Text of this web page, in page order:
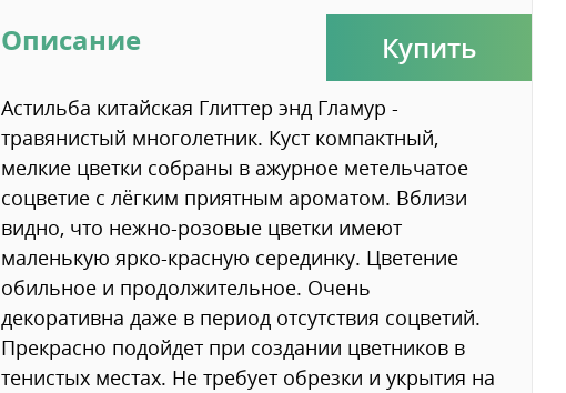
Купить
Описание
Астильба китайская Глиттер энд Гламур -
травянистый многолетник. Куст компактный,
мелкие цветки собраны в ажурное метельчатое
соцветие с лёгким приятным ароматом. Вблизи
видно, что нежно-розовые цветки имеют
маленькую ярко-красную серединку. Цветение
обильное и продолжительное. Очень
декоративна даже в период отсутствия соцветий.
Прекрасно подойдет при создании цветников в
тенистых местах. Не требует обрезки и укрытия на